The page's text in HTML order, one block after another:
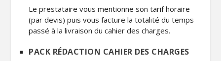
Le prestataire vous mentionne son tarif horaire
(par devis) puis vous facture la totalité du temps
passé à la livraison du cahier des charges.
PACK RÉDACTION CAHIER DES CHARGES